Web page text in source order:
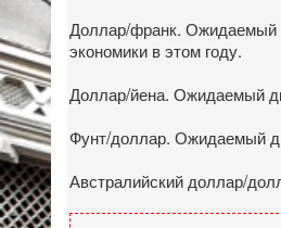
Доллар/франк. Ожидаемый
экономики в этом году.
Доллар/йена. Ожидаемый
Фунт/доллар. Ожидаемый
Австралийский доллар/